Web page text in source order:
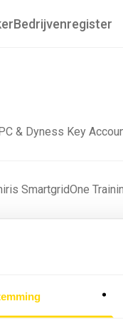
Bedrijvenregister
& Dyness Key
SmartgridOne
Training -
Toekomstige
in 2035 te